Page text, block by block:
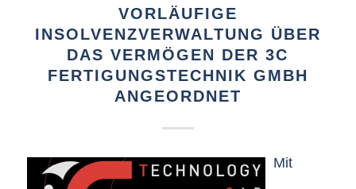
VORLÄUFIGE
INSOLVENZVERWALTUNG ÜBER
DAS VERMÖGEN DER 3C
FERTIGUNGSTECHNIK GMBH
ANGEORDNET
Mit